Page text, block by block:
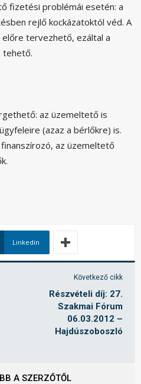
fizetési problémái esetén: a
rejlő kockázatoktól véd. A
tervezhető, ezáltal a
tehető.
az üzemeltető is
(azaz a bérlőkre) is.
az üzemeltető
Linkedin
Következő cikk
Részvételi díj: 27.
Szakmai Fórum
06.03.2012 –
Hajdúszoboszló
A SZERZŐTŐL